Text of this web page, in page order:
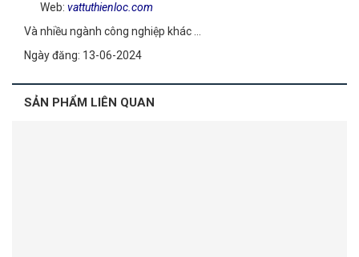
Web: vattuthienloc.com
Và nhiều ngành công nghiệp khác …​
Ngày đăng: 13-06-2024
SẢN PHẨM LIÊN QUAN